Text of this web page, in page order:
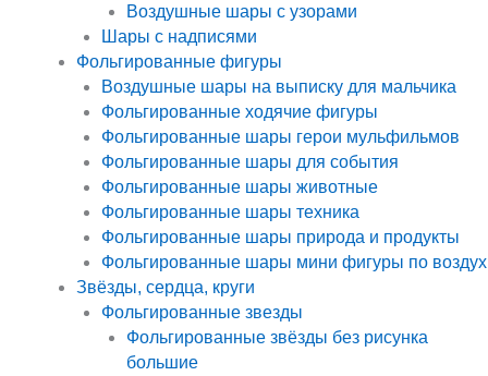
Воздушные шары с узорами
Шары с надписями
Фольгированные фигуры
Воздушные шары на выписку для мальчика
Фольгированные ходячие фигуры
Фольгированные шары герои мульфильмов
Фольгированные шары для события
Фольгированные шары животные
Фольгированные шары техника
Фольгированные шары природа и продукты
Фольгированные шары мини фигуры по воздух
Звёзды, сердца, круги
Фольгированные звезды
Фольгированные звёзды без рисунка
большие